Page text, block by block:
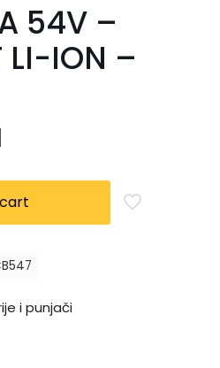
54V –
LI-ION –
i punjači